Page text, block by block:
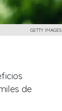
GETTY IMAGES
de